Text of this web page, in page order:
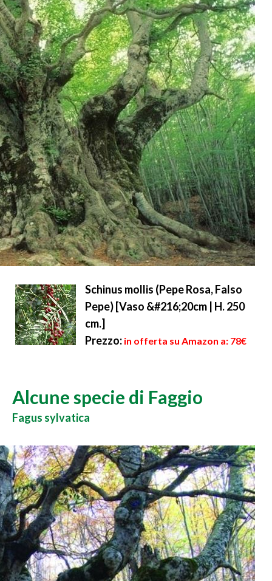
Schinus mollis (Pepe Rosa, Falso
Pepe) [Vaso &#216;20cm | H. 250
cm.]
Prezzo: in offerta su Amazon a: 78€
Alcune specie di Faggio
Fagus sylvatica